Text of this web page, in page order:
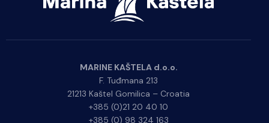
MARINE KAŠTELA d.o.o.
F. Tuđmana 213
21213 Kaštel Gomilica – Croatia
+385 (0)21 20 40 10
+385 (0) 98 324 163